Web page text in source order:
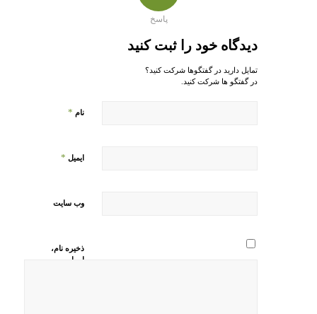
پاسخ
دیدگاه خود را ثبت کنید
تمایل دارید در گفتگوها شرکت کنید؟
در گفتگو ها شرکت کنید.
نام *
ایمیل *
وب‌ سایت
ذخیره نام،
ایمیل و